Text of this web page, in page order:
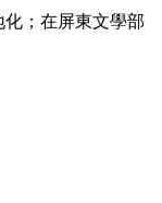
；在屏東文學部